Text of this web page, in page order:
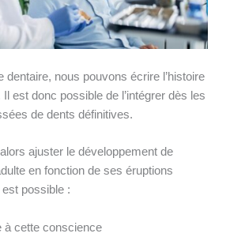
dentaire, nous pouvons écrire l’histoire
est donc possible de l’intégrer dès les
de dents définitives.
ajuster le développement de
en fonction de ses éruptions
possible :
à cette conscience